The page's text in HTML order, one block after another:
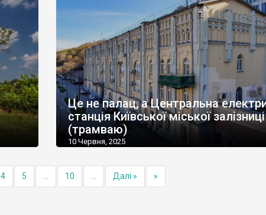
Це не палац, а Центральна
станція Київської міської залізниці
(трамваю)
10 Червня, 2025
4 5 10 Далі » »